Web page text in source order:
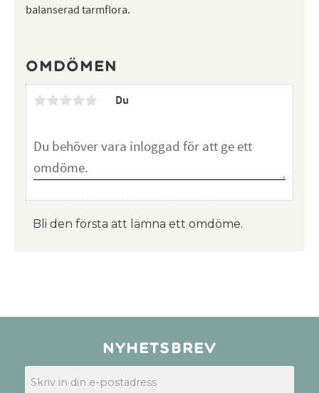
balanserad tarmflora.
Omdömen
Du
Bli den första att lämna ett omdöme.
Nyhetsbrev